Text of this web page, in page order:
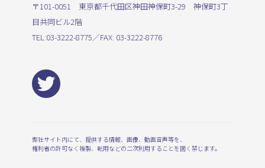
〒101-0051 東京都千代田区神田神保町3-29 神保町3丁
目共同ビル2階
TEL:03-3222-8775／FAX: 03-3222-8776
弊社サイト内にて、提供する情報、画像、動画音声等を、
権利者の許可なく複製、転用などの二次利用することを固く禁じます。